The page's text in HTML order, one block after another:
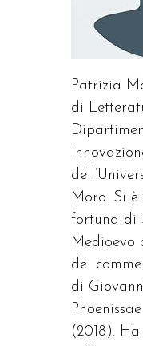
Patrizia
di
Moro. Si è
fortuna di
Medioevo
dei
di
(2018).